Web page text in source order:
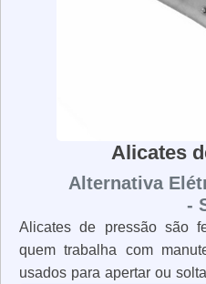
resistência e durabilidade,
realizado com eficiência e
Alicates
Alternativa
-
Alicates de pressão são
quem trabalha com
usados para apertar ou